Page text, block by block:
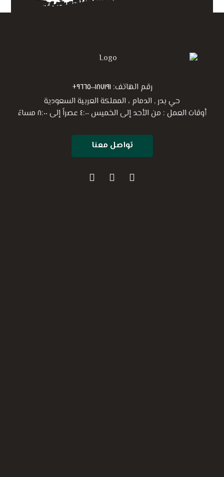
رقم الهاتف:٩٦٦٥٠٠١٨٧١٩١+
حي بدر , الدمام ، المملكة العربية السعودية
أوقات العمل : من الأحد إلى الخميس ٤:٠٠ عصراً إلى ٨:٠٠ مساءً
تواصل معنا